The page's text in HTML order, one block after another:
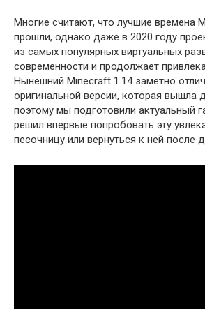
Многие считают, что лучшие времена
прошли, однако даже в 2020 году
из самых популярных виртуальных
современности и продолжает
Нынешний Minecraft 1.14 заметно
оригинальной версии, которая вышла
поэтому мы подготовили актуальный
решил впервые попробовать эту
песочницу или вернуться к ней после